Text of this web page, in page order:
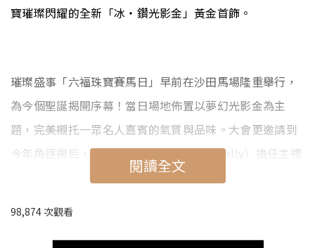
寶璀璨閃耀的全新「冰‧鑽光影金」黃金首飾。
璀璨盛事「六福珠寶賽馬日」早前在沙田馬場隆重舉行，
為今個聖誕揭開序幕！當日場地佈置以夢幻光影金為主
題，完美襯托一眾名人嘉賓的氣質與品味。大會更邀請到
今年角逐視后、形象高貴大方的張曦雯（Kelly）擔任主禮
嘉賓，更聯同6位應屆香港小姐一同上演一場奪目璀璨的
閱讀全文
98,874 次觀看